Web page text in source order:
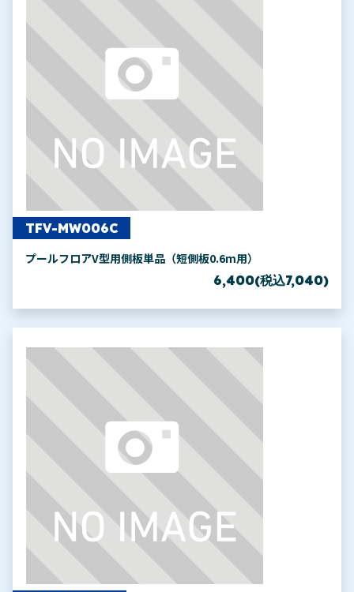
TFV-MW006C
プールフロアV型用側板単品（短側板0.6m用）
6,400(税込7,040)